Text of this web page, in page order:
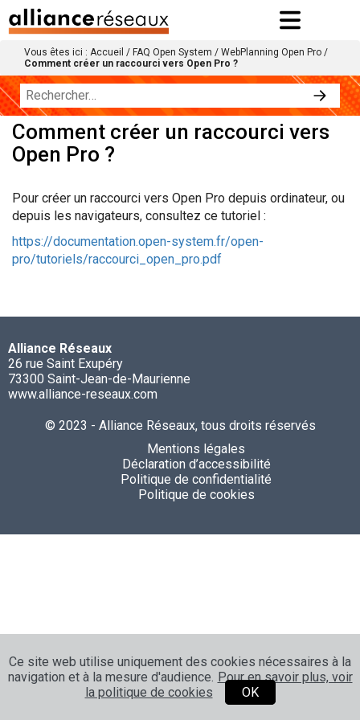
Vous êtes ici : Accueil / FAQ Open System / WebPlanning Open Pro /
Comment créer un raccourci vers Open Pro ?
Comment créer un raccourci vers
Open Pro ?
Pour créer un raccourci vers Open Pro depuis ordinateur, ou
depuis les navigateurs, consultez ce tutoriel :
https://documentation.open-system.fr/open-
pro/tutoriels/raccourci_open_pro.pdf
Alliance Réseaux
26 rue Saint Exupéry
73300 Saint-Jean-de-Maurienne
www.alliance-reseaux.com
© 2023 - Alliance Réseaux, tous droits réservés
Mentions légales
Déclaration d’accessibilité
Politique de confidentialité
Politique de cookies
Ce site web utilise uniquement des cookies nécessaires à la
navigation et à la mesure d'audience. Pour en savoir plus, voir
la politique de cookies
OK